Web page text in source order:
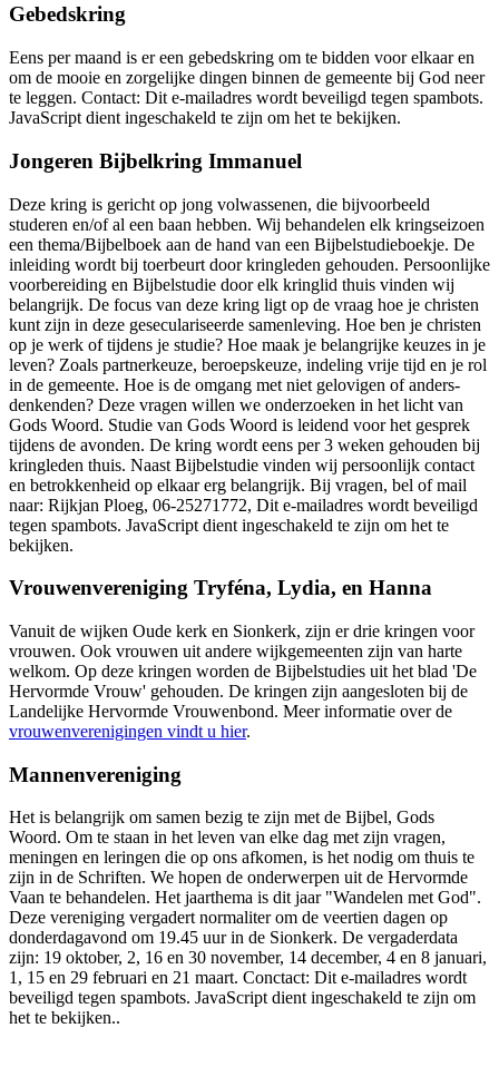
Gebedskring
Eens per maand is er een gebedskring om te bidden voor elkaar en
om de mooie en zorgelijke dingen binnen de gemeente bij God neer
te leggen. Contact: Dit e-mailadres wordt beveiligd tegen spambots.
JavaScript dient ingeschakeld te zijn om het te bekijken.
Jongeren Bijbelkring Immanuel
Deze kring is gericht op jong volwassenen, die bijvoorbeeld
studeren en/of al een baan hebben. Wij behandelen elk kringseizoen
een thema/Bijbelboek aan de hand van een Bijbelstudieboekje. De
inleiding wordt bij toerbeurt door kringleden gehouden. Persoonlijke
voorbereiding en Bijbelstudie door elk kringlid thuis vinden wij
belangrijk. De focus van deze kring ligt op de vraag hoe je christen
kunt zijn in deze geseculariseerde samenleving. Hoe ben je christen
op je werk of tijdens je studie? Hoe maak je belangrijke keuzes in je
leven? Zoals partnerkeuze, beroepskeuze, indeling vrije tijd en je rol
in de gemeente. Hoe is de omgang met niet gelovigen of anders-
denkenden? Deze vragen willen we onderzoeken in het licht van
Gods Woord. Studie van Gods Woord is leidend voor het gesprek
tijdens de avonden. De kring wordt eens per 3 weken gehouden bij
kringleden thuis. Naast Bijbelstudie vinden wij persoonlijk contact
en betrokkenheid op elkaar erg belangrijk. Bij vragen, bel of mail
naar: Rijkjan Ploeg, 06-25271772, Dit e-mailadres wordt beveiligd
tegen spambots. JavaScript dient ingeschakeld te zijn om het te
bekijken.
Vrouwenvereniging Tryféna, Lydia, en Hanna
Vanuit de wijken Oude kerk en Sionkerk, zijn er drie kringen voor
vrouwen. Ook vrouwen uit andere wijkgemeenten zijn van harte
welkom. Op deze kringen worden de Bijbelstudies uit het blad 'De
Hervormde Vrouw' gehouden. De kringen zijn aangesloten bij de
Landelijke Hervormde Vrouwenbond. Meer informatie over de
vrouwenverenigingen vindt u hier.
Mannenvereniging
Het is belangrijk om samen bezig te zijn met de Bijbel, Gods
Woord. Om te staan in het leven van elke dag met zijn vragen,
meningen en leringen die op ons afkomen, is het nodig om thuis te
zijn in de Schriften. We hopen de onderwerpen uit de Hervormde
Vaan te behandelen. Het jaarthema is dit jaar "Wandelen met God".
Deze vereniging vergadert normaliter om de veertien dagen op
donderdagavond om 19.45 uur in de Sionkerk. De vergaderdata
zijn: 19 oktober, 2, 16 en 30 november, 14 december, 4 en 8 januari,
1, 15 en 29 februari en 21 maart. Conctact: Dit e-mailadres wordt
beveiligd tegen spambots. JavaScript dient ingeschakeld te zijn om
het te bekijken..